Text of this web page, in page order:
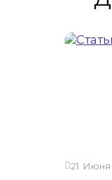
21 Июня